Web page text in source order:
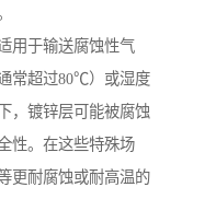
用于输送腐蚀性气
常超过80℃）或湿度
，镀锌层可能被腐蚀
性。在这些特殊场
更耐腐蚀或耐高温的